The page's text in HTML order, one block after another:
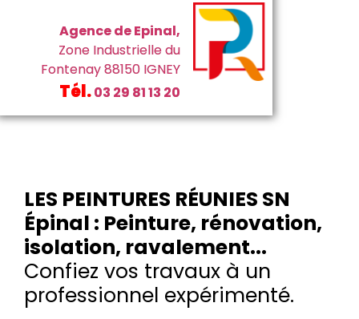
Agence de Epinal,
Zone Industrielledu
Fontenay 88150 IGNEY
Tél.03 29 81 13 20
LES PEINTURES RÉUNIES SN
Épinal : Peinture, rénovation,
isolation, ravalement...
Confiez vos travaux à un
professionnel expérimenté.